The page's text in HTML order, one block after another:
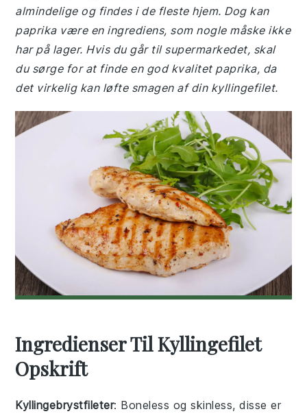
almindelige og findes i de fleste hjem. Dog kan
paprika være en ingrediens, som nogle måske ikke
har på lager. Hvis du går til supermarkedet, skal
du sørge for at finde en god kvalitet paprika, da
det virkelig kan løfte smagen af din kyllingefilet.
Ingredienser Til Kyllingefilet
Opskrift
Kyllingebrystfileter: Boneless og skinless, disse er